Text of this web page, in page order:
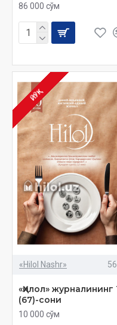
86 000 сўм
ЙЎҚ
«Hilol Nashr»
«Ҳилол» журналининг
(67)-сони
10 000 сўм